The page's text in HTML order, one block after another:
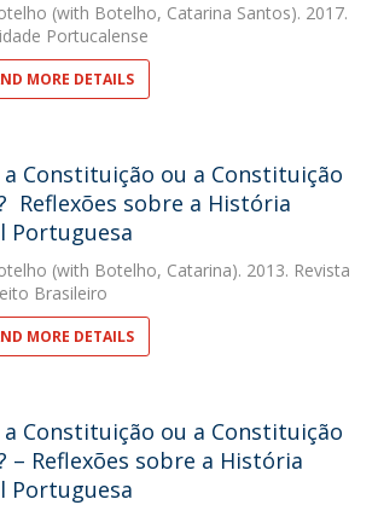
(with Botelho, Catarina Santos). 2017.
Portucalense
MORE DETAILS
Constituição ou a Constituição
 Reflexões sobre a História
Portuguesa
(with Botelho, Catarina). 2013. Revista
Brasileiro
MORE DETAILS
Constituição ou a Constituição
– Reflexões sobre a História
Portuguesa